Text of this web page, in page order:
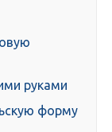
руками
форму